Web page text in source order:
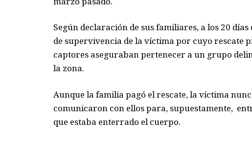
Según declaración de sus familiares, a los 20
de supervivencia de la víctima por cuyo rescate
captores aseguraban pertenecer a un grupo
la zona.
Aunque la familia pagó el rescate, la víctima
comunicaron con ellos para, supuestamente,
que estaba enterrado el cuerpo.